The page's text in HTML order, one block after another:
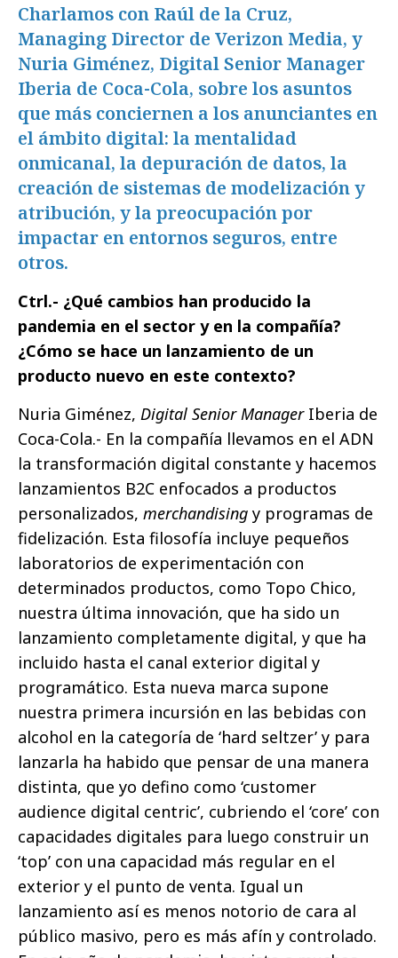
Charlamos con Raúl de la Cruz,
Managing Director de Verizon Media, y
Nuria Giménez, Digital Senior Manager
Iberia de Coca-Cola, sobre los asuntos
que más conciernen a los anunciantes en
el ámbito digital: la mentalidad
onmicanal, la depuración de datos, la
creación de sistemas de modelización y
atribución, y la preocupación por
impactar en entornos seguros, entre
otros.
Ctrl.- ¿Qué cambios han producido la
pandemia en el sector y en la compañía?
¿Cómo se hace un lanzamiento de un
producto nuevo en este contexto?
Nuria Giménez, Digital Senior ManagerIberia de
Coca-Cola.- En la compañía llevamos en el ADN
la transformación digital constante y hacemos
lanzamientos B2C enfocados a productos
personalizados, merchandising y programas de
fidelización. Esta filosofía incluye pequeños
laboratorios de experimentación con
determinados productos, como Topo Chico,
nuestra última innovación, que ha sido un
lanzamiento completamente digital, y que ha
incluido hasta el canal exterior digital y
programático. Esta nueva marca supone
nuestra primera incursión en las bebidas con
alcohol en la categoría de ‘hard seltzer’ y para
lanzarla ha habido que pensar de una manera
distinta, que yo defino como ‘customer
audience digital centric’, cubriendo el ‘core’ con
capacidades digitales para luego construir un
‘top’ con una capacidad más regular en el
exterior y el punto de venta. Igual un
lanzamiento así es menos notorio de cara al
público masivo, pero es más afín y controlado.